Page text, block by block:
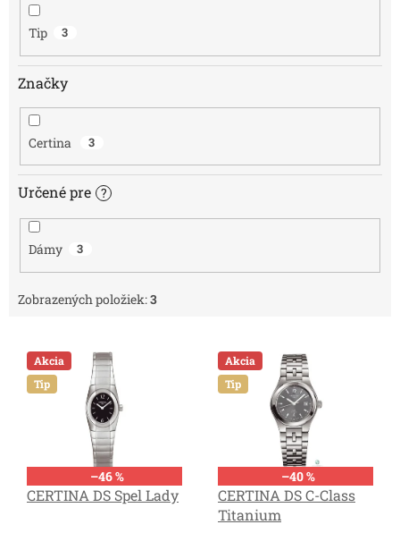
Tip 3
Značky
Certina 3
Určené pre ?
Dámy 3
Zobrazených položiek:3
Akcia
Tip
–46 %
CERTINA DS Spel Lady
Akcia
Tip
–40 %
CERTINA DS C-Class
Titanium